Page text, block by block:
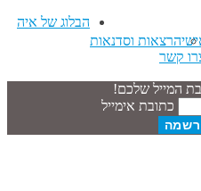
הרצאות וסדנאות
הבלוג של איה
קשר
המייל שלכם!
כתובת אימייל